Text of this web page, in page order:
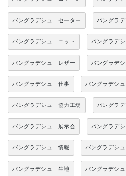
バングラデシュ セーター バングラ
バングラデシュ ニット バングラデ
バングラデシュ レザー バングラデ
バングラデシュ 仕事 バングラデシ
バングラデシュ 協力工場 バングラ
バングラデシュ 展示会 バングラデ
バングラデシュ 情報 バングラデシ
バングラデシュ 生地 バングラデシ